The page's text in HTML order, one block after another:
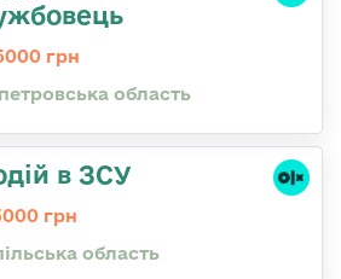
грн
область
в ЗСУ
грн
область